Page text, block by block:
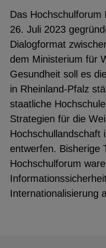
Das Hochschulforum
26. Juli 2023
Dialogformat
dem Ministerium für
Gesundheit soll es
in Rheinland-Pfalz
staatliche
Strategien für die
Hochschullandschaft
entwerfen. Bisherige
Hochschulforum
Internationalisierung